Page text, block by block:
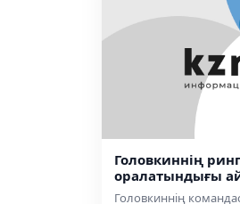
Головкиннің
оралатындығы
Головкиннің